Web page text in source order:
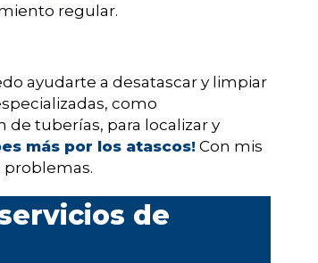
regular.
ayudarte a desatascar y limpiar
como
de tuberías, para localizar y
más por los atascos! Con mis
problemas.
de